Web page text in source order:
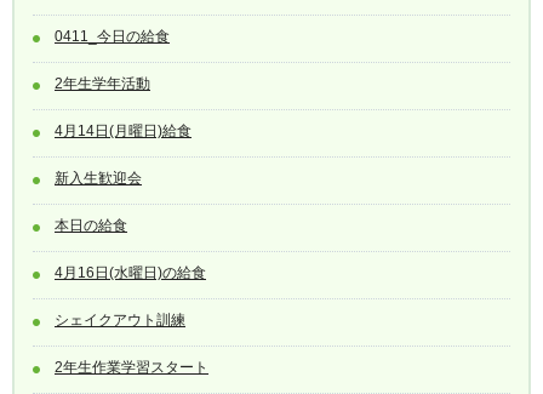
0411_今日の給食
2年生学年活動
4月14日(月曜日)給食
新入生歓迎会
本日の給食
4月16日(水曜日)の給食
シェイクアウト訓練
2年生作業学習スタート